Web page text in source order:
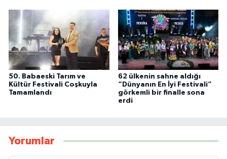
50. Babaeski Tarım ve
Kültür Festivali Coşkuyla
Tamamlandı
62 ülkenin sahne aldığı
“Dünyanın En İyi Festivali”
görkemli bir finalle sona
erdi
Yorumlar